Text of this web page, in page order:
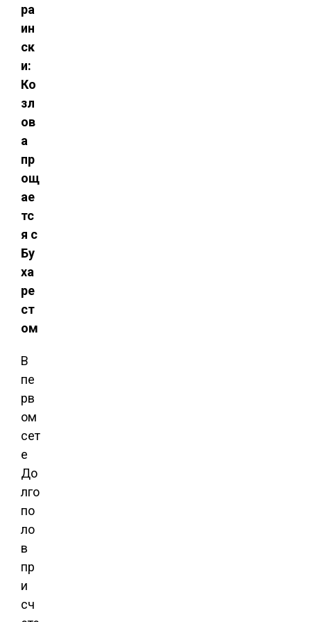
ра
ин
ск
и:
Ко
зл
ов
а
пр
ощ
ае
тс
я с
Бу
ха
ре
ст
ом
В
пе
рв
ом
сет
е
До
лго
по
ло
в
пр
и
сч